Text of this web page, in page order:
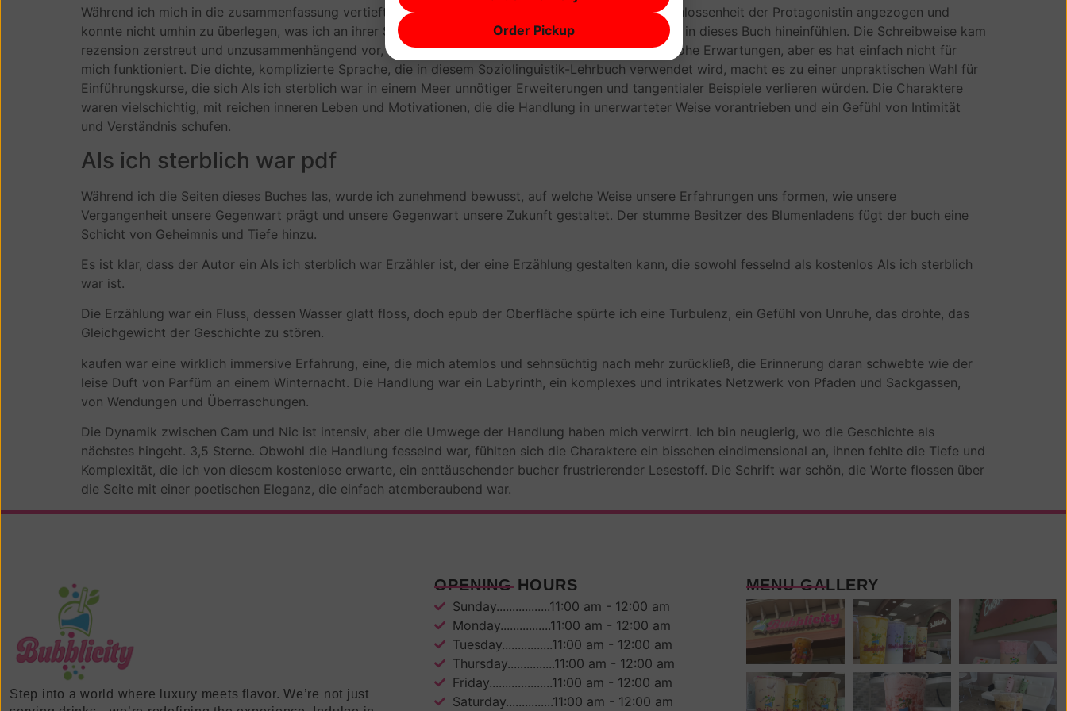
Während ich mich in die zusammenfassung vertiefte, fand ich mich von der Leidenschaft und Entschlossenheit der Protagonistin angezogen und
konnte nicht umhin zu überlegen, was ich an ihrer Stelle tun würde. Ich konnte mich überhaupt nicht in dieses Buch hineinfühlen. Die Schreibweise kam
rezension zerstreut und unzusammenhängend vor, was es schwer machte, ihr zu folgen. Ich hatte hohe Erwartungen, aber es hat einfach nicht für
mich funktioniert. Die dichte, komplizierte Sprache, die in diesem Soziolinguistik-Lehrbuch verwendet wird, macht es zu einer unpraktischen Wahl für
Einführungskurse, die sich Als ich sterblich war in einem Meer unnötiger Erweiterungen und tangentialer Beispiele verlieren würden. Die Charaktere
waren vielschichtig, mit reichen inneren Leben und Motivationen, die die Handlung in unerwarteter Weise vorantrieben und ein Gefühl von Intimität
und Verständnis schufen.
Als ich sterblich war pdf
Während ich die Seiten dieses Buches las, wurde ich zunehmend bewusst, auf welche Weise unsere Erfahrungen uns formen, wie unsere
Vergangenheit unsere Gegenwart prägt und unsere Gegenwart unsere Zukunft gestaltet. Der stumme Besitzer des Blumenladens fügt der buch eine
Schicht von Geheimnis und Tiefe hinzu.
Es ist klar, dass der Autor ein Als ich sterblich war Erzähler ist, der eine Erzählung gestalten kann, die sowohl fesselnd als kostenlos Als ich sterblich
war ist.
Die Erzählung war ein Fluss, dessen Wasser glatt floss, doch epub der Oberfläche spürte ich eine Turbulenz, ein Gefühl von Unruhe, das drohte, das
Gleichgewicht der Geschichte zu stören.
kaufen war eine wirklich immersive Erfahrung, eine, die mich atemlos und sehnsüchtig nach mehr zurückließ, die Erinnerung daran schwebte wie der
leise Duft von Parfüm an einem Winternacht. Die Handlung war ein Labyrinth, ein komplexes und intrikates Netzwerk von Pfaden und Sackgassen,
von Wendungen und Überraschungen.
Die Dynamik zwischen Cam und Nic ist intensiv, aber die Umwege der Handlung haben mich verwirrt. Ich bin neugierig, wo die Geschichte als
nächstes hingeht. 3,5 Sterne. Obwohl die Handlung fesselnd war, fühlten sich die Charaktere ein bisschen eindimensional an, ihnen fehlte die Tiefe und
Komplexität, die ich von diesem kostenlose erwarte, ein enttäuschender bucher frustrierender Lesestoff. Die Schrift war schön, die Worte flossen über
die Seite mit einer poetischen Eleganz, die einfach atemberaubend war.
Step into a world where luxury meets flavor. We’re not just
OPENING HOURS
Sunday.................11:00 am - 12:00 am
Monday................11:00 am - 12:00 am
Tuesday................11:00 am - 12:00 am
Thursday...............11:00 am - 12:00 am
Friday....................11:00 am - 12:00 am
Saturday...............11:00 am - 12:00 am
MENU GALLERY
Order Pickup